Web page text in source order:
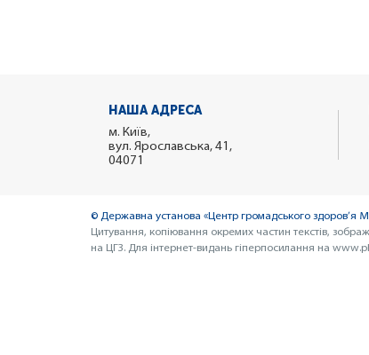
НАША АДРЕСА
м. Київ,
вул. Ярославська, 41,
04071
© Державна установа «Центр громадського здоров’я
Цитування, копіювання окремих частин текстів,
на ЦГЗ. Для інтернет-видань гіперпосилання на